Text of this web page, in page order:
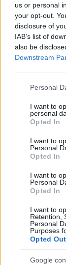
us or personal
your opt-out.
disclosure of
IAB’s list of
also be
Downstream
Please note
not limited to
grant or deny
use your data
consent section.
Personal
I want to
personal
Opted In
I want to
Personal
Opted In
I want to
Personal
Opted In
I want to
Retention,
Personal
Purposes
Opted Out
Google
azulón, Djené,
musculares,
En principio,
debería estar
Vivian, baja
El Athletic cayó
prácticamente
campaña. El
noticia en el
hizo daño en un
zaguero sufre
jornadas.
¡A comprar!